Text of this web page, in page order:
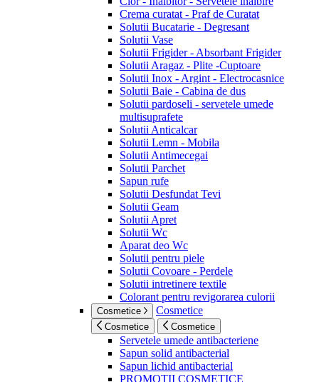
Crema curatat - Praf de Curatat
Solutii Bucatarie - Degresant
Solutii Vase
Solutii Frigider - Absorbant Frigider
Solutii Aragaz - Plite -Cuptoare
Solutii Inox - Argint - Electrocasnice
Solutii Baie - Cabina de dus
Solutii pardoseli - servetele umede
multisuprafete
Solutii Anticalcar
Solutii Lemn - Mobila
Solutii Antimecegai
Solutii Parchet
Sapun rufe
Solutii Desfundat Tevi
Solutii Geam
Solutii Apret
Solutii Wc
Aparat deo Wc
Solutii pentru piele
Solutii Covoare - Perdele
Solutii intretinere textile
Colorant pentru revigorarea culorii
Cosmetice Cosmetice
Cosmetice Cosmetice
Servetele umede antibacteriene
Sapun solid antibacterial
Sapun lichid antibacterial
PROMOTII COSMETICE